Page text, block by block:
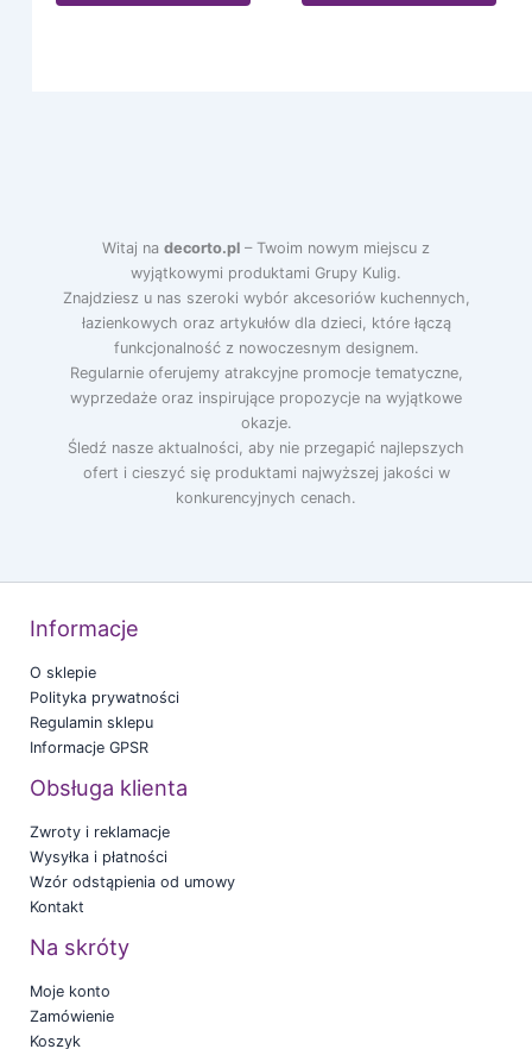
Witaj na decorto.pl – Twoim nowym miejscu z
wyjątkowymi produktami Grupy Kulig.
Znajdziesz u nas szeroki wybór akcesoriów kuchennych,
łazienkowych oraz artykułów dla dzieci, które łączą
funkcjonalność z nowoczesnym designem.
Regularnie oferujemy atrakcyjne promocje tematyczne,
wyprzedaże oraz inspirujące propozycje na wyjątkowe
okazje.
Śledź nasze aktualności, aby nie przegapić najlepszych
ofert i cieszyć się produktami najwyższej jakości w
konkurencyjnych cenach.
Informacje
O sklepie
Polityka prywatności
Regulamin sklepu
Informacje GPSR
Obsługa klienta
Zwroty i reklamacje
Wysyłka i płatności
Wzór odstąpienia od umowy
Kontakt
Na skróty
Moje konto
Zamówienie
Koszyk